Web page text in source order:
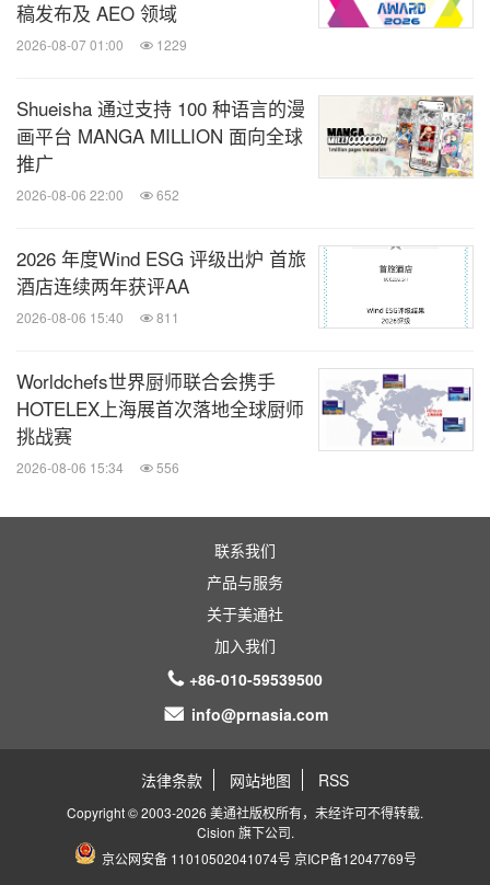
稿发布及 AEO 领域
2026-08-07 01:00 1229
Shueisha 通过支持 100 种语言的漫
画平台 MANGA MILLION 面向全球
推广
2026-08-06 22:00 652
2026 年度Wind ESG 评级出炉 首旅
酒店连续两年获评AA
2026-08-06 15:40 811
Worldchefs世界厨师联合会携手
HOTELEX上海展首次落地全球厨师
挑战赛
2026-08-06 15:34 556
联系我们
产品与服务
关于美通社
加入我们
+86-010-59539500
info@prnasia.com
法律条款 网站地图 RSS
Copyright © 2003-2026 美通社版权所有，未经许可不得转载.
Cision 旗下公司.
京公网安备 11010502041074号 京ICP备12047769号